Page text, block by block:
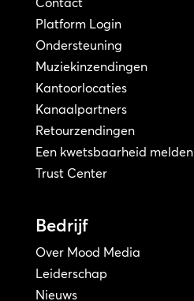
Platform Login
Ondersteuning
Muziekinzendingen
Kantoorlocaties
Kanaalpartners
Retourzendingen
Een kwetsbaarheid melden
Trust Center
Bedrijf
Over Mood Media
Leiderschap
Nieuws